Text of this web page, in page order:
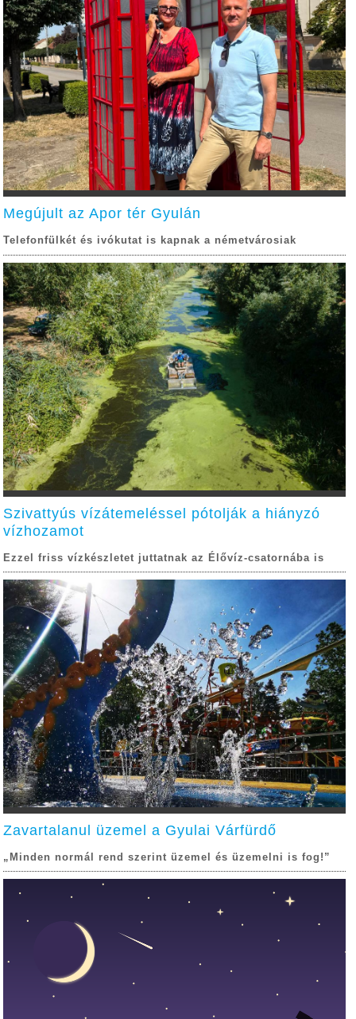
Megújult az Apor tér Gyulán
Telefonfülkét és ivókutat is kapnak a németvárosiak
Szivattyús vízátemeléssel pótolják a hiányzó
vízhozamot
Ezzel friss vízkészletet juttatnak az Élővíz-csatornába is
Zavartalanul üzemel a Gyulai Várfürdő
„Minden normál rend szerint üzemel és üzemelni is fog!”